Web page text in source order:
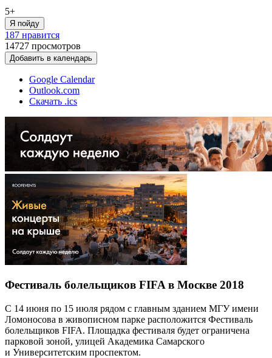
5+
Я пойду
187 нравится
14727 просмотров
Добавить в календарь
Google Calendar
Outlook.com
Скачать .ics
Фестиваль болельщиков FIFA в Москве 2018
С 14 июня по 15 июля рядом с главным зданием МГУ имени
Ломоносова в живописном парке расположится Фестиваль
болельщиков FIFA. Площадка фестиваля будет ограничена
парковой зоной, улицей Академика Самарского
и Университетским проспектом.